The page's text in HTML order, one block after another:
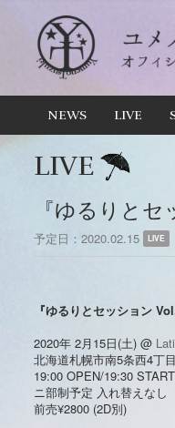
NEWS LIVE
LIVE
『ゆるりと
予定日 2020.02.15 LIVE
『ゆるりとセッション
2020年 2月15日(土) @
北海道札幌市南5条西4丁
19:00 OPEN/19:30
ニ部制予定 入れ替えなし
前売¥2800 (2D別)